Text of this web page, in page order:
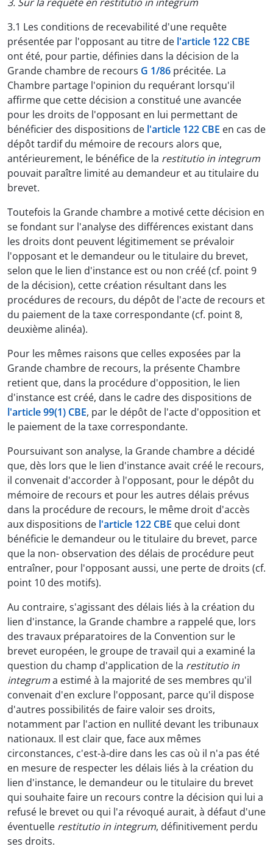
3. Sur la requête en restitutio in integrum
3.1 Les conditions de recevabilité d'une requête
présentée par l'opposant au titre de l'article 122 CBE
ont été, pour partie, définies dans la décision de la
Grande chambre de recours G 1/86 précitée. La
Chambre partage l'opinion du requérant lorsqu'il
affirme que cette décision a constitué une avancée
pour les droits de l'opposant en lui permettant de
bénéficier des dispositions de l'article 122 CBE en cas de
dépôt tardif du mémoire de recours alors que,
antérieurement, le bénéfice de la restitutio in integrum
pouvait paraître limité au demandeur et au titulaire du
brevet.
Toutefois la Grande chambre a motivé cette décision en
se fondant sur l'analyse des différences existant dans
les droits dont peuvent légitimement se prévaloir
l'opposant et le demandeur ou le titulaire du brevet,
selon que le lien d'instance est ou non créé (cf. point 9
de la décision), cette création résultant dans les
procédures de recours, du dépôt de l'acte de recours et
du paiement de la taxe correspondante (cf. point 8,
deuxième alinéa).
Pour les mêmes raisons que celles exposées par la
Grande chambre de recours, la présente Chambre
retient que, dans la procédure d'opposition, le lien
d'instance est créé, dans le cadre des dispositions de
l'article 99(1) CBE, par le dépôt de l'acte d'opposition et
le paiement de la taxe correspondante.
Poursuivant son analyse, la Grande chambre a décidé
que, dès lors que le lien d'instance avait créé le recours,
il convenait d'accorder à l'opposant, pour le dépôt du
mémoire de recours et pour les autres délais prévus
dans la procédure de recours, le même droit d'accès
aux dispositions de l'article 122 CBE que celui dont
bénéficie le demandeur ou le titulaire du brevet, parce
que la non- observation des délais de procédure peut
entraîner, pour l'opposant aussi, une perte de droits (cf.
point 10 des motifs).
Au contraire, s'agissant des délais liés à la création du
lien d'instance, la Grande chambre a rappelé que, lors
des travaux préparatoires de la Convention sur le
brevet européen, le groupe de travail qui a examiné la
question du champ d'application de la restitutio in
integruma estimé à la majorité de ses membres qu'il
convenait d'en exclure l'opposant, parce qu'il dispose
d'autres possibilités de faire valoir ses droits,
notamment par l'action en nullité devant les tribunaux
nationaux. Il est clair que, face aux mêmes
circonstances, c'est-à-dire dans les cas où il n'a pas été
en mesure de respecter les délais liés à la création du
lien d'instance, le demandeur ou le titulaire du brevet
qui souhaite faire un recours contre la décision qui lui a
refusé le brevet ou qui l'a révoqué aurait, à défaut d'une
éventuelle restitutio in integrum, définitivement perdu
ses droits.